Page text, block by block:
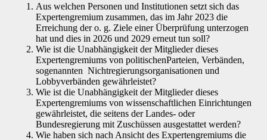
Aus welchen Personen und Institutionen setzt sich das
Expertengremium zusammen, das im Jahr 2023 die
Erreichung der o. g. Ziele einer Überprüfung unterzogen
hat und dies in 2026 und 2029 erneut tun soll?
Wie ist die Unabhängigkeit der Mitglieder dieses
Expertengremiums von politischenParteien, Verbänden,
sogenannten Nichtregierungsorganisationen und
Lobbyverbänden gewährleistet?
Wie ist die Unabhängigkeit der Mitglieder dieses
Expertengremiums von wissenschaftlichen Einrichtungen
gewährleistet, die seitens der Landes- oder
Bundesregierung mit Zuschüssen ausgestattet werden?
Wie haben sich nach Ansicht des Expertengremiums die